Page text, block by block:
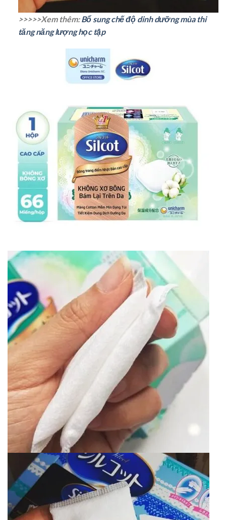
>>>>>Xem thêm:Bổ sung chế độ dinh dưỡng mùa thi
tăng năng lượng học tập